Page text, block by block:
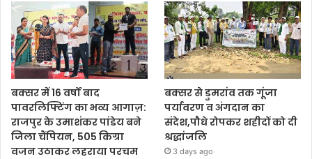
बक्सर में 16 वर्षों बाद
पावरलिफ्टिंग का भव्य आगाज़:
राजपुर के उमाशंकर पांडेय बने
जिला चैंपियन, 505 किग्रा
वजन उठाकर लहराया परचम
बक्सर से डुमरांव तक गूंजा
पर्यावरण व अंगदान का
संदेश,पौधे रोपकर शहीदों को दी
श्रद्धांजलि
3 days ago